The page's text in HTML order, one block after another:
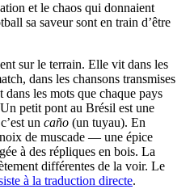
et le chaos qui donnaient
sa saveur sont en train d’être
sur le terrain. Elle vit dans les
dans les chansons transmises
les mots que chaque pays
petit pont au Brésil est une
un caño (un tuyau). En
de muscade — une épice
à des répliques en bois. La
différentes de la voir. Le
à la traduction directe.